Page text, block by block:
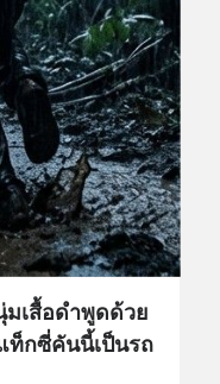
เสื้อดำพูดด้วย
ท็กซี่คันนี้เป็นรถ